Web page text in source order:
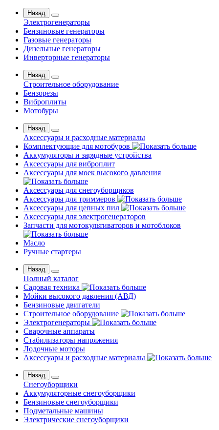
Назад
Электрогенераторы
Бензиновые генераторы
Газовые генераторы
Дизельные генераторы
Инверторные генераторы
Назад
Строительное оборудование
Бензорезы
Виброплиты
Мотобуры
Назад
Аксессуары и расходные материалы
Комплектующие для мотобуров
Аккумуляторы и зарядные устройства
Аксессуары для виброплит
Аксессуары для моек высокого давления
Аксессуары для снегоуборщиков
Аксессуары для триммеров
Аксессуары для цепных пил
Аксессуары для электрогенераторов
Запчасти для мотокультиваторов и мотоблоков
Масло
Ручные стартеры
Назад
Полный каталог
Садовая техника
Мойки высокого давления (АВД)
Бензиновые двигатели
Строительное оборудование
Электрогенераторы
Сварочные аппараты
Стабилизаторы напряжения
Лодочные моторы
Аксессуары и расходные материалы
Назад
Снегоуборщики
Аккумуляторные снегоуборщики
Бензиновые снегоуборщики
Подметальные машины
Электрические снегоуборщики